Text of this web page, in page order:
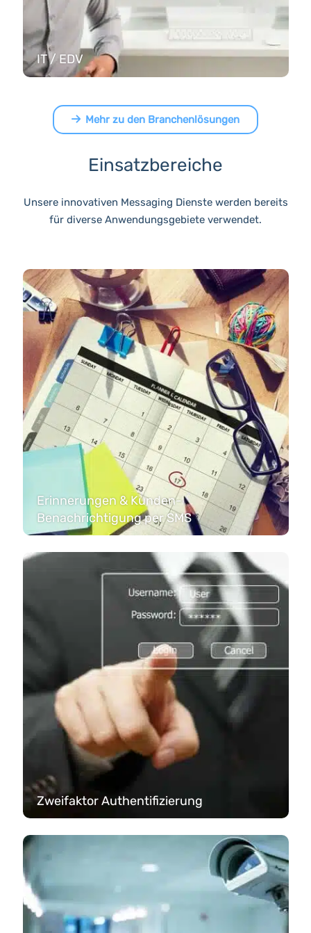
IT / EDV
Mehr zu den Branchenlösungen
Einsatzbereiche
Unsere innovativen Messaging Dienste werden bereits
für diverse Anwendungsgebiete verwendet.
Erinnerungen & Kunden-
Benachrichtigung per SMS
Zweifaktor Authentifizierung